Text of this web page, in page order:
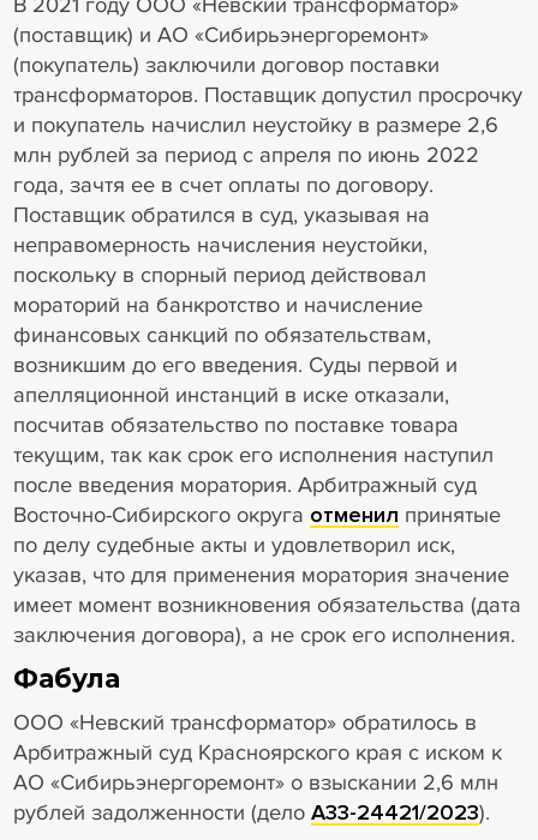
(поставщик) и АО «Сибирьэнергоремонт»
(покупатель) заключили договор поставки
трансформаторов. Поставщик допустил просрочку
и покупатель начислил неустойку в размере 2,6
млн рублей за период с апреля по июнь 2022
года, зачтя ее в счет оплаты по договору.
Поставщик обратился в суд, указывая на
неправомерность начисления неустойки,
поскольку в спорный период действовал
мораторий на банкротство и начисление
финансовых санкций по обязательствам,
возникшим до его введения. Суды первой и
апелляционной инстанций в иске отказали,
посчитав обязательство по поставке товара
текущим, так как срок его исполнения наступил
после введения моратория. Арбитражный суд
Восточно-Сибирского округа отменил принятые
по делу судебные акты и удовлетворил иск,
указав, что для применения моратория значение
имеет момент возникновения обязательства (дата
заключения договора), а не срок его исполнения.
Фабула
ООО «Невский трансформатор» обратилось в
Арбитражный суд Красноярского края с иском к
АО «Сибирьэнергоремонт» о взыскании 2,6 млн
рублей задолженности (дело А33-24421/2023).